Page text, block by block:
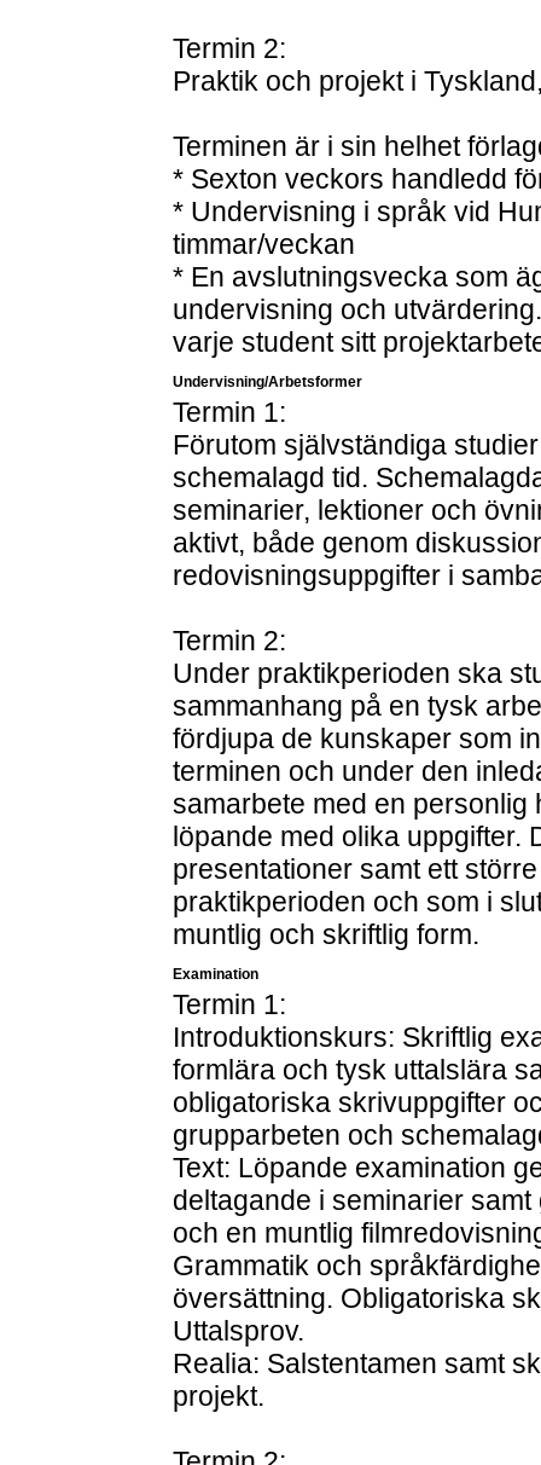
Termin 2:
Praktik och projekt i
Terminen är i sin helhet
* Sexton veckors handledd
* Undervisning i språk vid
timmar/veckan
* En avslutningsvecka som
undervisning och
varje student sitt
Undervisning/Arbetsformer
Termin 1:
Förutom självständiga
schemalagd tid.
seminarier, lektioner och
aktivt, både genom
redovisningsuppgifter i
Termin 2:
Under praktikperioden ska
sammanhang på en tysk
fördjupa de kunskaper som
terminen och under den
samarbete med en
löpande med olika uppgifter.
presentationer samt ett
praktikperioden och som i
muntlig och skriftlig form.
Examination
Termin 1:
Introduktionskurs: Skriftlig
formlära och tysk uttalslära
obligatoriska skrivuppgifter
grupparbeten och
Text: Löpande examination
deltagande i seminarier
och en muntlig
Grammatik och
översättning. Obligatoriska
Uttalsprov.
Realia: Salstentamen samt
projekt.